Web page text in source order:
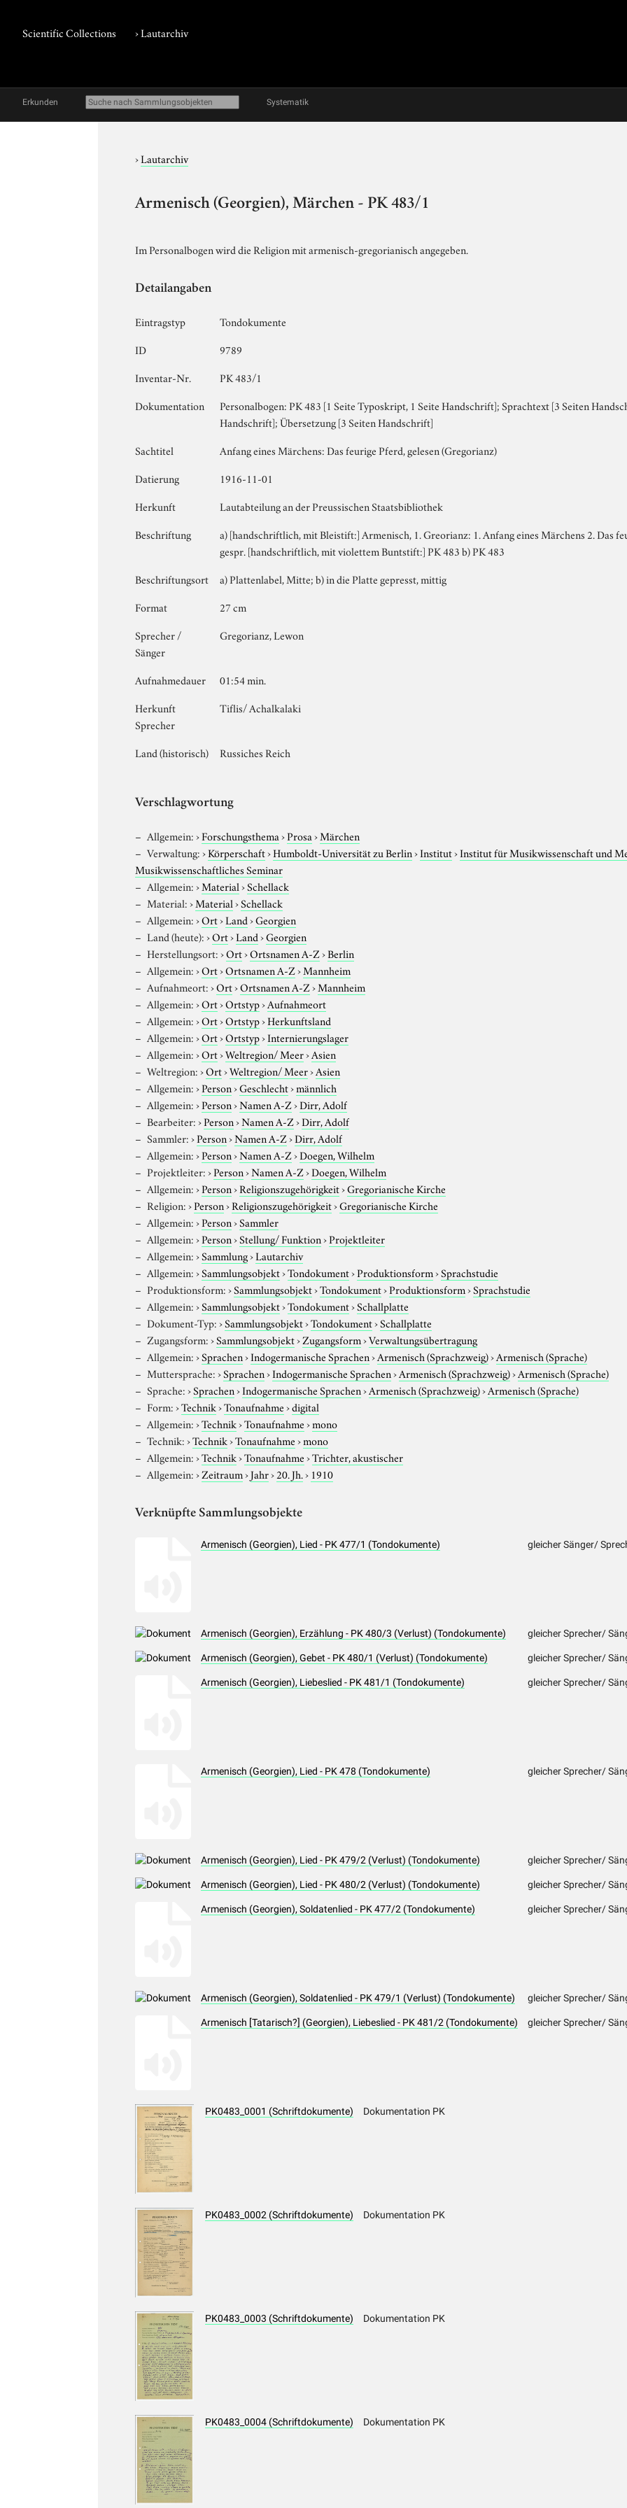
Scientific Collections ›Lautarchiv
Erkunden Systematik
›Lautarchiv
Armenisch (Georgien), Märchen - PK 483/1
Im Personalbogen wird die Religion mit armenisch-gregorianisch angegeben.
Detailangaben
Eintragstyp
Tondokumente
ID
9789
Inventar-Nr.
PK 483/1
Dokumentation
Personalbogen: PK 483 [1 Seite Typoskript, 1 Seite Handschrift]; Sprachtext [3 Seiten
Handschrift]; Übersetzung [3 Seiten Handschrift]
Sachtitel
Anfang eines Märchens: Das feurige Pferd, gelesen (Gregorianz)
Datierung
1916-11-01
Herkunft
Lautabteilung an der Preussischen Staatsbibliothek
Beschriftung
a) [handschriftlich, mit Bleistift:] Armenisch, 1. Greorianz: 1. Anfang eines Märchens 2. Das
gespr. [handschriftlich, mit violettem Buntstift:] PK 483 b) PK 483
Beschriftungsort
a) Plattenlabel, Mitte; b) in die Platte gepresst, mittig
Format
27 cm
Sprecher /
Sänger
Gregorianz, Lewon
Aufnahmedauer
01:54 min.
Herkunft
Sprecher
Tiflis/ Achalkalaki
Land (historisch) Russiches Reich
Verschlagwortung
Allgemein:›Forschungsthema›Prosa›Märchen
Verwaltung:›Körperschaft›Humboldt-Universität zu Berlin›Institut›Institut für Musikwissenschaft und
Musikwissenschaftliches Seminar
Allgemein:›Material›Schellack
Material:›Material›Schellack
Allgemein:›Ort›Land›Georgien
Land (heute):›Ort›Land›Georgien
Herstellungsort:›Ort›Ortsnamen A-Z›Berlin
Allgemein:›Ort›Ortsnamen A-Z›Mannheim
Aufnahmeort:›Ort›Ortsnamen A-Z›Mannheim
Allgemein:›Ort›Ortstyp›Aufnahmeort
Allgemein:›Ort›Ortstyp›Herkunftsland
Allgemein:›Ort›Ortstyp›Internierungslager
Allgemein:›Ort›Weltregion/ Meer›Asien
Weltregion:›Ort›Weltregion/ Meer›Asien
Allgemein:›Person›Geschlecht›männlich
Allgemein:›Person›Namen A-Z›Dirr, Adolf
Bearbeiter:›Person›Namen A-Z›Dirr, Adolf
Sammler:›Person›Namen A-Z›Dirr, Adolf
Allgemein:›Person›Namen A-Z›Doegen, Wilhelm
Projektleiter:›Person›Namen A-Z›Doegen, Wilhelm
Allgemein:›Person›Religionszugehörigkeit›Gregorianische Kirche
Religion:›Person›Religionszugehörigkeit›Gregorianische Kirche
Allgemein:›Person›Sammler
Allgemein:›Person›Stellung/ Funktion›Projektleiter
Allgemein:›Sammlung›Lautarchiv
Allgemein:›Sammlungsobjekt›Tondokument›Produktionsform›Sprachstudie
Produktionsform:›Sammlungsobjekt›Tondokument›Produktionsform›Sprachstudie
Allgemein:›Sammlungsobjekt›Tondokument›Schallplatte
Dokument-Typ:›Sammlungsobjekt›Tondokument›Schallplatte
Zugangsform:›Sammlungsobjekt›Zugangsform›Verwaltungsübertragung
Allgemein:›Sprachen›Indogermanische Sprachen›Armenisch (Sprachzweig)›Armenisch (Sprache)
Muttersprache:›Sprachen›Indogermanische Sprachen›Armenisch (Sprachzweig)›Armenisch (Sprache)
Sprache:›Sprachen›Indogermanische Sprachen›Armenisch (Sprachzweig)›Armenisch (Sprache)
Form:›Technik›Tonaufnahme›digital
Allgemein:›Technik›Tonaufnahme›mono
Technik:›Technik›Tonaufnahme›mono
Allgemein:›Technik›Tonaufnahme›Trichter, akustischer
Allgemein:›Zeitraum›Jahr›20. Jh.› 1910
Verknüpfte Sammlungsobjekte
Armenisch (Georgien), Lied - PK 477/1 (Tondokumente) gleicher Sänger/
Armenisch (Georgien), Erzählung - PK 480/3 (Verlust) (Tondokumente) gleicher Sprecher/
Armenisch (Georgien), Gebet - PK 480/1 (Verlust) (Tondokumente) gleicher Sprecher/
Armenisch (Georgien), Liebeslied - PK 481/1 (Tondokumente) gleicher Sprecher/
Armenisch (Georgien), Lied - PK 478 (Tondokumente) gleicher Sprecher/
Armenisch (Georgien), Lied - PK 479/2 (Verlust) (Tondokumente) gleicher Sprecher/
Armenisch (Georgien), Lied - PK 480/2 (Verlust) (Tondokumente) gleicher Sprecher/
Armenisch (Georgien), Soldatenlied - PK 477/2 (Tondokumente) gleicher Sprecher/
Armenisch (Georgien), Soldatenlied - PK 479/1 (Verlust) (Tondokumente) gleicher Sprecher/
Armenisch [Tatarisch?] (Georgien), Liebeslied - PK 481/2 (Tondokumente) gleicher Sprecher/
PK0483_0001 (Schriftdokumente) Dokumentation PK
PK0483_0002 (Schriftdokumente) Dokumentation PK
PK0483_0003 (Schriftdokumente) Dokumentation PK
PK0483_0004 (Schriftdokumente) Dokumentation PK